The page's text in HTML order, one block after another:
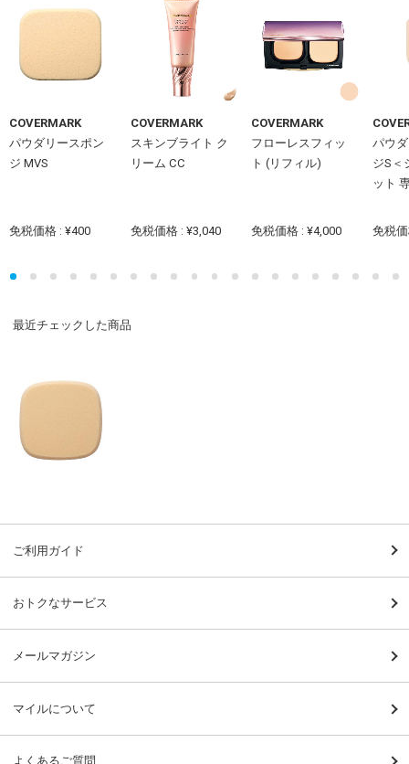
COVERMARK
パウダリースポン
ジ MVS
免税価格 : ¥400
COVERMARK
スキンブライト ク
リーム CC
免税価格 : ¥3,040
COVERMARK
フローレスフィッ
ト (リフィル)
免税価格 : ¥4,000
パウ
ジS＜
ット
免税
最近チェックした商品
ご利用ガイド
おトクなサービス
メールマガジン
マイルについて